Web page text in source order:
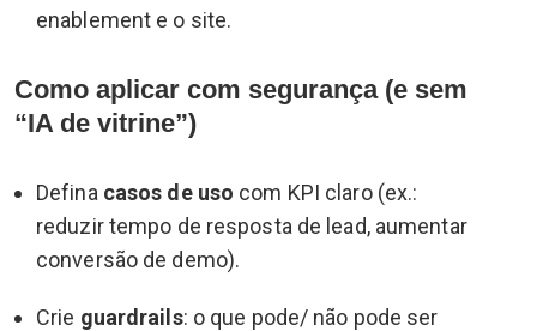
enablement e o site.
Como aplicar com segurança (e sem
“IA de vitrine”)
Defina casos de uso com KPI claro (ex.:
reduzir tempo de resposta de lead, aumentar
conversão de demo).
Crie guardrails: o que pode/ não pode ser